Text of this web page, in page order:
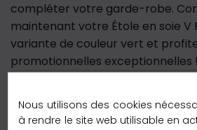
compléter votre garde-robe.
maintenant votre Étole en soie V
variante de couleur vert et
promotionnelles exceptionnelles !
Délai de livraison :
Nous utilisons des cookies
à rendre le site web utilisable en